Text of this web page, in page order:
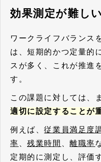
効果測定が難しい
ワークライフバランス
は、短期的かつ定量的
スが多く、これが推進
す。
この課題に対しては、
適切に設定することが
例えば、従業員満足度
率 、残業時間 、離職率
定期的に測定し、評価